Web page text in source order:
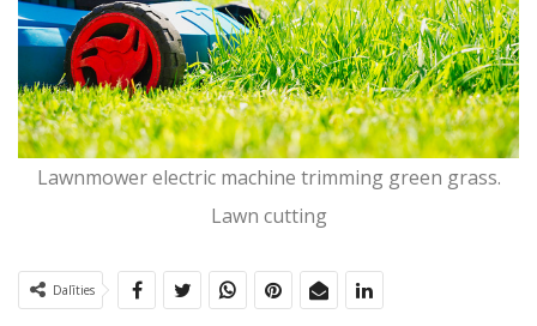
Lawnmower electric machine trimming green grass.
Lawn cutting
Dalīties